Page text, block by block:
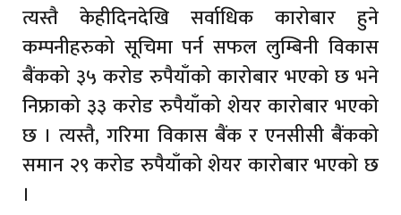
त्यस्तै केहीदिनदेखि सर्वाधिक कारोबार हुने
कम्पनीहरुको सूचिमा पर्न सफल लुम्बिनी विकास
बैंकको ३५ करोड रुपैयाँको कारोबार भएको छ भने
निफ्राको ३३ करोड रुपैयाँको शेयर कारोबार भएको
छ । त्यस्तै, गरिमा विकास बैंक र एनसीसी बैंकको
समान २९ करोड रुपैयाँको शेयर कारोबार भएको छ
।